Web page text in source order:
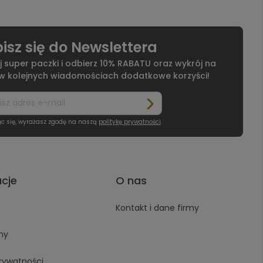
się do Newslettera
paczki i odbierz 10% RABATU oraz wykrój na
kolejnych wiadomościach dodatkowe korzyści!
się, wyrażasz zgodę na naszą politykę prywatności.
O nas
Kontakt i dane firmy